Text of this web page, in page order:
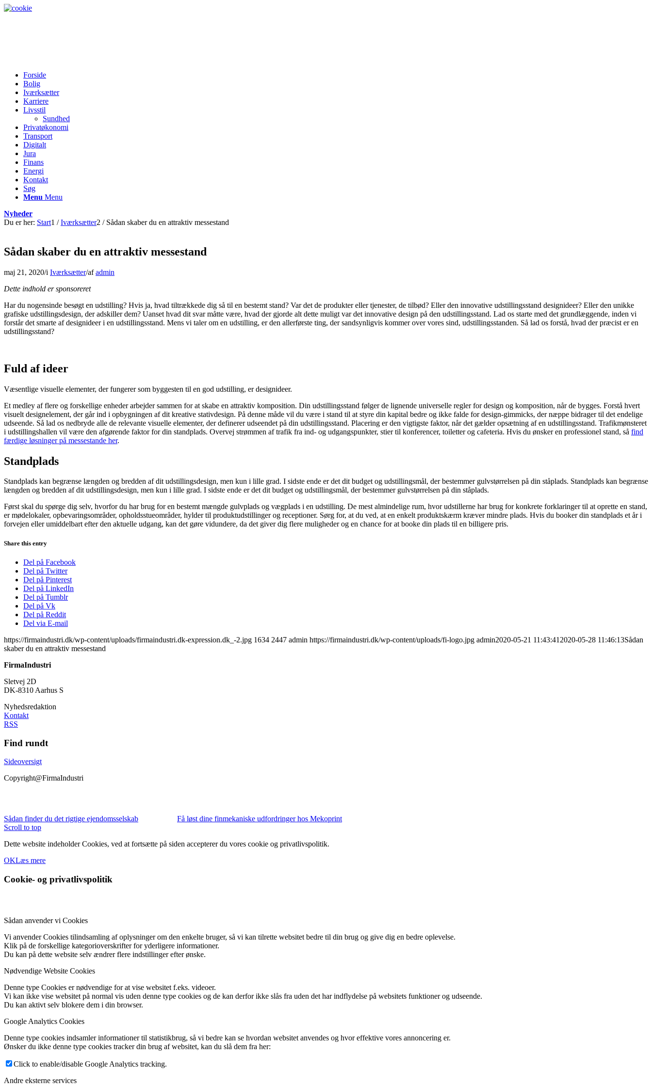
Forside
Bolig
Iværksætter
Karriere
Livsstil
Sundhed
Privatøkonomi
Transport
Digitalt
Jura
Finans
Energi
Kontakt
Søg
Menu Menu
Nyheder
Du er her: Start1 / Iværksætter2 / Sådan skaber du en attraktiv messestand
Sådan skaber du en attraktiv messestand
maj 21, 2020/i Iværksætter/afadmin
Dette indhold er sponsoreret
Har du nogensinde besøgt en udstilling? Hvis ja, hvad tiltrækkede dig så til en bestemt stand? Var det de produkter eller tjenester, de tilbød? Eller den innovative udstillingsstand designideer? Eller den unikke
grafiske udstillingsdesign, der adskiller dem? Uanset hvad dit svar måtte være, hvad der gjorde alt dette muligt var det innovative design på den udstillingsstand. Lad os starte med det grundlæggende, inden vi
forstår det smarte af designideer i en udstillingsstand. Mens vi taler om en udstilling, er den allerførste ting, der sandsynligvis kommer over vores sind, udstillingsstanden. Så lad os forstå, hvad der præcist er en
udstillingsstand?
Fuld af ideer
Væsentlige visuelle elementer, der fungerer som byggesten til en god udstilling, er designideer.
Et medley af flere og forskellige enheder arbejder sammen for at skabe en attraktiv komposition. Din udstillingsstand følger de lignende universelle regler for design og komposition, når de bygges. Forstå hvert
visuelt designelement, der går ind i opbygningen af ​​dit kreative stativdesign. På denne måde vil du være i stand til at styre din kapital bedre og ikke falde for design-gimmicks, der næppe bidrager til det endelige
udseende. Så lad os nedbryde alle de relevante visuelle elementer, der definerer udseendet på din udstillingsstand. Placering er den vigtigste faktor, når det gælder opsætning af en udstillingsstand. Trafikmønsteret
i udstillingshallen vil være den afgørende faktor for din standplads. Overvej strømmen af trafik fra ind- og udgangspunkter, stier til konferencer, toiletter og cafeteria. Hvis du ønsker en professionel stand, så find
færdige løsninger på messestande her.
Standplads
Standplads kan begrænse længden og bredden af ​​dit udstillingsdesign, men kun i lille grad. I sidste ende er det dit budget og udstillingsmål, der bestemmer gulvstørrelsen på din ståplads. Standplads kan begrænse
længden og bredden af ​​dit udstillingsdesign, men kun i lille grad. I sidste ende er det dit budget og udstillingsmål, der bestemmer gulvstørrelsen på din ståplads.
Først skal du spørge dig selv, hvorfor du har brug for en bestemt mængde gulvplads og vægplads i en udstilling. De mest almindelige rum, hvor udstillerne har brug for konkrete forklaringer til at oprette en stand,
er mødelokaler, opbevaringsområder, opholdsstueområder, hylder til produktudstillinger og receptioner. Sørg for, at du ved, at en enkelt produktskærm kræver mindre plads. Hvis du booker din standplads et år i
forvejen eller umiddelbart efter den aktuelle udgang, kan det gøre vidundere, da det giver dig flere muligheder og en chance for at booke din plads til en billigere pris.
Share this entry
Del på Facebook
Del på Twitter
Del på Pinterest
Del på LinkedIn
Del på Tumblr
Del på Vk
Del på Reddit
Del via E-mail
https://firmaindustri.dk/wp-content/uploads/firmaindustri.dk-expression.dk_-2.jpg 1634 2447 admin https://firmaindustri.dk/wp-content/uploads/fi-logo.jpg admin2020-05-21 11:43:41 2020-05-28 11:46:13Sådan
skaber du en attraktiv messestand
FirmaIndustri
Sletvej 2D
DK-8310 Aarhus S
Nyhedsredaktion
Kontakt
RSS
Find rundt
Sideoversigt
Copyright@FirmaIndustri
Sådan finder du det rigtige ejendomsselskab
Få løst dine finmekaniske udfordringer hos Mekoprint
Scroll to top
Dette website indeholder Cookies, ved at fortsætte på siden accepterer du vores cookie og privatlivspolitik.
OKLæs mere
Cookie- og privatlivspolitik
Sådan anvender vi Cookies
Vi anvender Cookies tilindsamling af oplysninger om den enkelte bruger, så vi kan tilrette websitet bedre til din brug og give dig en bedre oplevelse.
Klik på de forskellige kategorioverskrifter for yderligere informationer.
Du kan på dette website selv ændrer flere indstillinger efter ønske.
Nødvendige Website Cookies
Denne type Cookies er nødvendige for at vise websitet f.eks. videoer.
Vi kan ikke vise websitet på normal vis uden denne type cookies og de kan derfor ikke slås fra uden det har indflydelse på websitets funktioner og udseende.
Du kan aktivt selv blokere dem i din browser.
Google Analytics Cookies
Denne type cookies indsamler informationer til statistikbrug, så vi bedre kan se hvordan websitet anvendes og hvor effektive vores annoncering er.
Ønsker du ikke denne type cookies tracker din brug af websitet, kan du slå dem fra her:
Click to enable/disable Google Analytics tracking.
Andre eksterne services